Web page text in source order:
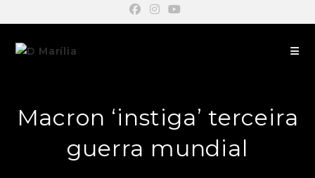
Macron ‘instiga’ terceira
guerra mundial